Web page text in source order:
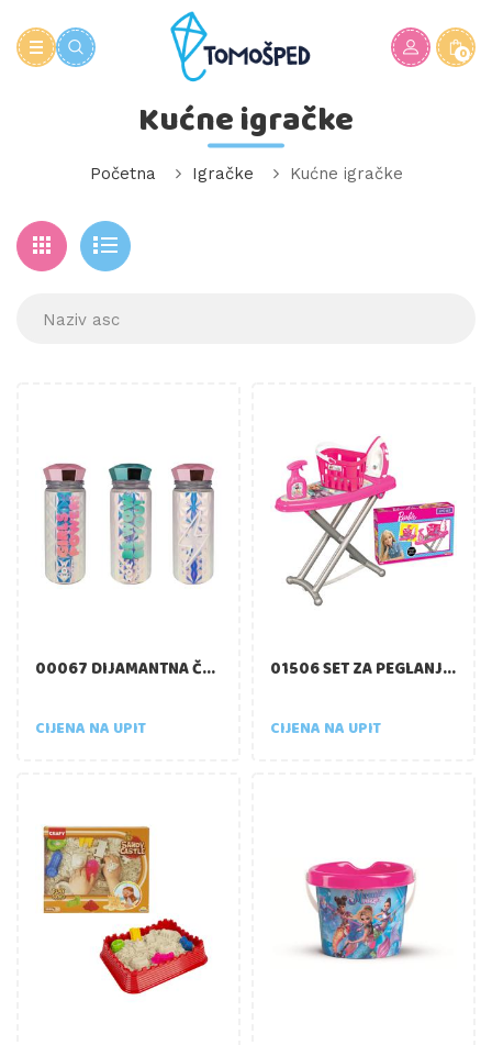
0
Kućne igračke
Početna Igračke Kućne igračke
00067 DIJAMANTNA ČAŠA WOW 500 ml
CIJENA NA UPIT
01506 SET ZA PEGLANJE BARBIE
CIJENA NA UPIT